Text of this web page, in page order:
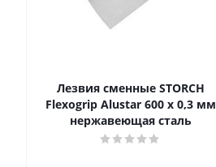
Лезвия сменные STORCH
Flexogrip Alustar 600 x 0,3 мм
нержавеющая сталь